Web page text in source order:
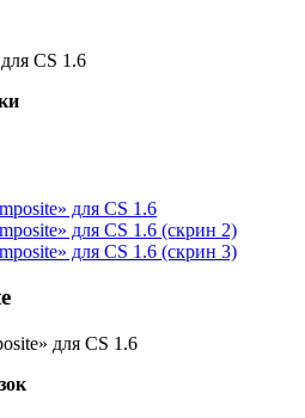
CS 1.6
для CS 1.6